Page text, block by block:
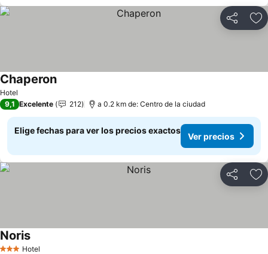
Compartir
Hotel
ChaperonVer precios
9,1 Excelente 212 a 0.2 km de: Centro de la ciudad
Elige fechas para ver los precios exactos
Ver precios
Compartir
Hotel
NorisVer precios